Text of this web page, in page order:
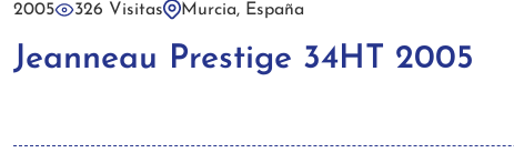
2005 326 Visitas Murcia, España
Jeanneau Prestige 34HT 2005